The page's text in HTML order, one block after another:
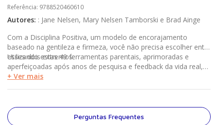
Referência: 9788520460610
Autores: : Jane Nelsen, Mary Nelsen Tamborski e Brad Ainge
Com a Disciplina Positiva, um modelo de encorajamento
baseado na gentileza e firmeza, você não precisa escolher entre
esses dois extremos.
Utilizando estas 49 ferramentas parentais, aprimoradas e
aperfeiçoadas após anos de pesquisa e feedback da vida real,
você poderá trabalhar com seus filhos, em vez de trabalhar
+ Ver mais
Perguntas Frequentes